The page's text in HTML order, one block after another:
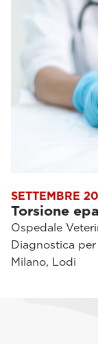
SETTEMBRE
Torsione
Ospedale
Diagnostica
Milano, Lodi